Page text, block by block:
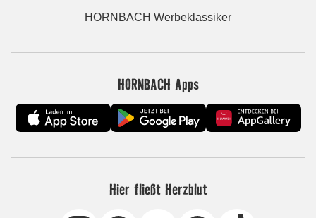
HORNBACH Werbeklassiker
HORNBACH Apps
Hier fließt Herzblut